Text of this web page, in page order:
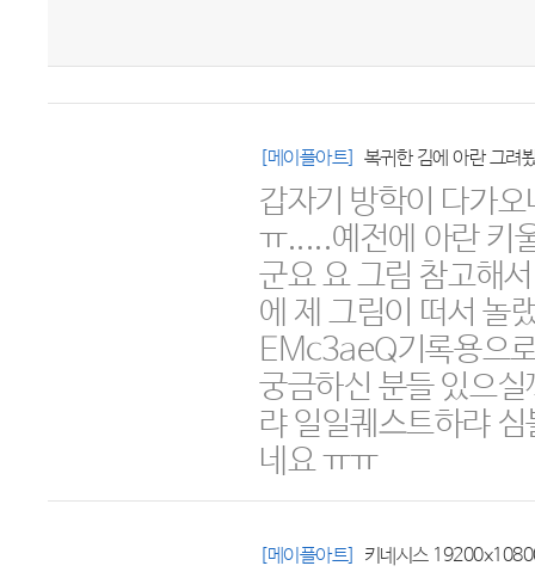
[메이플아트] 복귀한 김에 아란 그려
갑자기 방학이 다가
ㅠ.....예전에 아란 키
군요 요 그림 참고해
에 제 그림이 떠서
EMc3aeQ기록용으
궁금하신 분들 있으
랴 일일퀘스트하랴
네요 ㅠㅠ
[메이플아트] 키네시스